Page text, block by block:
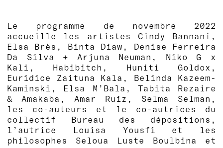
Le programme de novembre 2022
accueille les artistes Cindy Bannani,
Elsa Brès, Binta Diaw, Denise Ferreira
Da Silva + Arjuna Neuman, Niko G x
Kali, Habibitch, Huniti Goldox,
Euridice Zaituna Kala, Belinda Kazeem-
Kaminski, Elsa M’Bala, Tabita Rezaire
& Amakaba, Amar Ruiz, Selma Selman,
les co-auteurs et le co-autrices du
collectif Bureau des dépositions,
l’autrice Louisa Yousfi et les
philosophes Seloua Luste Boulbina et